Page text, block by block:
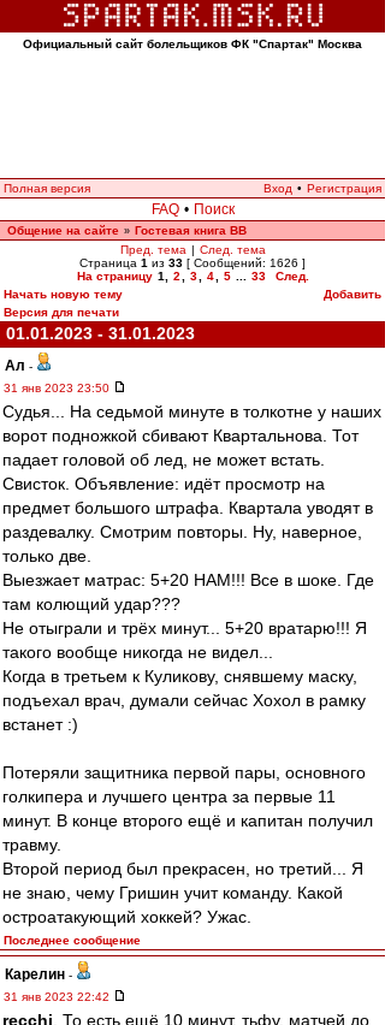
Официальный сайт болельщиков ФК "Спартак" Москва
Полная версия Вход • Регистрация
FAQ • Поиск
Общение на сайте » Гостевая книга ВВ
Пред. тема | След. тема
Страница 1 из 33 [ Сообщений: 1626 ]
На страницу 1 2 3 4 5 33
След.
Начать новую тему
Добавить
Версия для печати
01.01.2023 - 31.01.2023
Ал -
31 янв 2023 23:50
Судья... На седьмой минуте в толкотне у наших
ворот подножкой сбивают Квартальнова. Тот
падает головой об лед, не может встать.
Свисток. Объявление: идёт просмотр на
предмет большого штрафа. Квартала уводят в
раздевалку. Смотрим повторы. Ну, наверное,
только две.
Выезжает матрас: 5+20 НАМ!!! Все в шоке. Где
там колющий удар???
Не отыграли и трёх минут... 5+20 вратарю!!! Я
такого вообще никогда не видел...
Когда в третьем к Куликову, снявшему маску,
подъехал врач, думали сейчас Хохол в рамку
встанет :)
Потеряли защитника первой пары, основного
голкипера и лучшего центра за первые 11
минут. В конце второго ещё и капитан получил
травму.
Второй период был прекрасен, но третий... Я
не знаю, чему Гришин учит команду. Какой
остроатакующий хоккей? Ужас.
Последнее сообщение
Карелин -
31 янв 2023 22:42
recchi , То есть ещё 10 минут, тьфу, матчей до